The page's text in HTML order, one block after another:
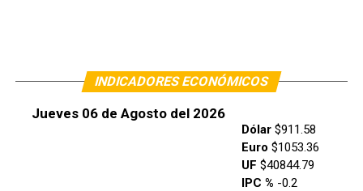
INDICADORES ECONÓMICOS
Jueves 06 de Agosto del 2026
Dólar$911.58
Euro $1053.36
UF $40844.79
IPC % -0.2